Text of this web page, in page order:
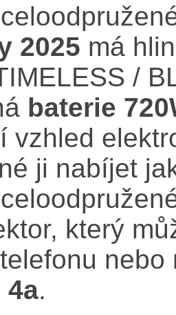
2025 má
/
baterie
vzhled
ji nabíjet
který
4a.